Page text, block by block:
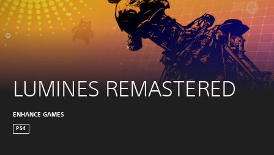
LUMINES REMASTERED
ENHANCE GAMES
PS4